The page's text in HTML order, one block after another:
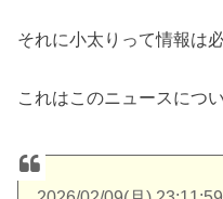
それに小太りって情報は
これはこのニュースにつ